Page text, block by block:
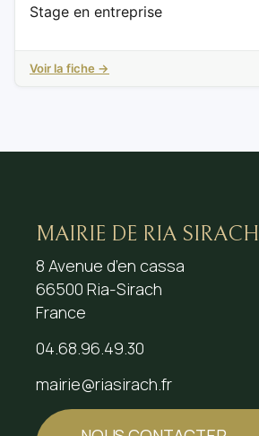
Stage en entreprise
Voir la fiche →
MAIRIE DE RIA SIRACH
8 Avenue d’en cassa
66500 Ria-Sirach
France
04.68.96.49.30
mairie@riasirach.fr